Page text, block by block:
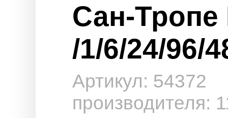
Сан-
/1/6/24/96/
Артикул: 54372
производителя: